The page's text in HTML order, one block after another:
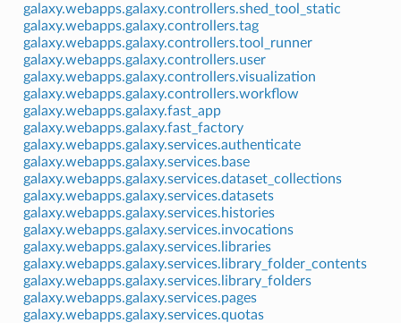
galaxy.webapps.galaxy.controllers.shed_tool_static
galaxy.webapps.galaxy.controllers.tag
galaxy.webapps.galaxy.controllers.tool_runner
galaxy.webapps.galaxy.controllers.user
galaxy.webapps.galaxy.controllers.visualization
galaxy.webapps.galaxy.controllers.workflow
galaxy.webapps.galaxy.fast_app
galaxy.webapps.galaxy.fast_factory
galaxy.webapps.galaxy.services.authenticate
galaxy.webapps.galaxy.services.base
galaxy.webapps.galaxy.services.dataset_collections
galaxy.webapps.galaxy.services.datasets
galaxy.webapps.galaxy.services.histories
galaxy.webapps.galaxy.services.invocations
galaxy.webapps.galaxy.services.libraries
galaxy.webapps.galaxy.services.library_folder_contents
galaxy.webapps.galaxy.services.library_folders
galaxy.webapps.galaxy.services.pages
galaxy.webapps.galaxy.services.quotas